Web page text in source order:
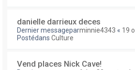
danielle darrieux deces
Dernier messageparminnie4343 « 19
Postédans Culture
Vend places Nick Cave!